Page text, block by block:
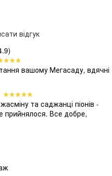
відгук
вашому Мегасаду, вдячні
та саджанці піонів -
прийнялося. Все добре,